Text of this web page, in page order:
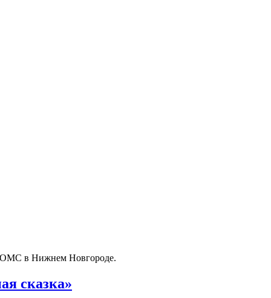
ОМС в Нижнем Новгороде.
сказка»